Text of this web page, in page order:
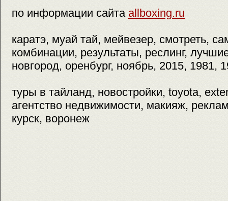
по информации сайта allboxing.ru
каратэ, муай тай, мейвезер, смотреть,
комбинации, результаты, реслинг,
новгород, оренбург, ноябрь, 2015, 1981,
туры в тайланд, новостройки, toyota,
агентство недвижимости, макияж,
курск, воронеж